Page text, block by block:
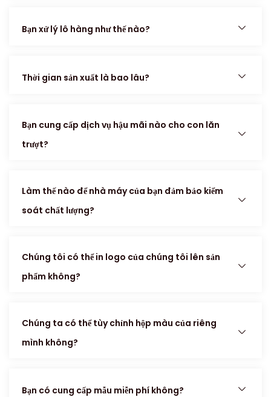
Bạn xử lý lô hàng như thế nào?
Thời gian sản xuất là bao lâu?
Bạn cung cấp dịch vụ hậu mãi nào cho con lăn
trượt?
Làm thế nào để nhà máy của bạn đảm bảo kiểm
soát chất lượng?
Chúng tôi có thể in logo của chúng tôi lên sản
phẩm không?
Chúng ta có thể tùy chỉnh hộp màu của riêng
mình không?
Bạn có cung cấp mẫu miễn phí không?